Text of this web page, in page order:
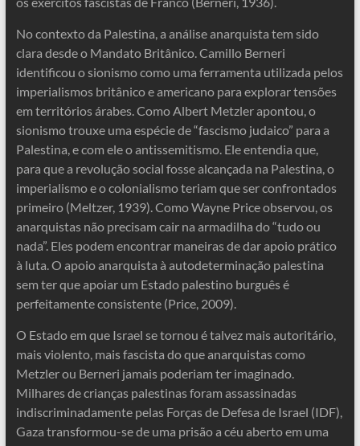
No contexto da Palestina, a análise anarquista tem sido
clara desde o Mandato Britânico. Camillo Berneri
identificou o sionismo como uma ferramenta utilizada pelos
imperialismos britânico e americano para explorar tensões
em territórios árabes. Como Albert Metzler apontou, o
sionismo trouxe uma espécie de “fascismo judaico” para a
Palestina, e com ele o antissemitismo. Ele entendia que,
para que a revolução social fosse alcançada na Palestina, o
imperialismo e o colonialismo teriam que ser confrontados
primeiro (Meltzer, 1939). Como Wayne Price observou, os
anarquistas não precisam cair na armadilha do “tudo ou
nada”. Eles podem encontrar maneiras de dar apoio prático
à luta. O apoio anarquista à autodeterminação palestina
sem ter que apoiar um Estado palestino burguês é
perfeitamente consistente (Price, 2009).
O Estado em que Israel se tornou é talvez mais autoritário,
mais violento, mais fascista do que anarquistas como
Metzler ou Berneri jamais poderiam ter imaginado.
Milhares de crianças palestinas foram assassinadas
indiscriminadamente pelas Forças de Defesa de Israel (IDF),
Gaza transformou-se de uma prisão a céu aberto em uma